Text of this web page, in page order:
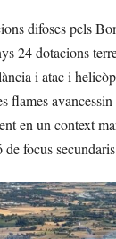
difoses pels
24 dotacions
i atac i
flames
en un context
focus